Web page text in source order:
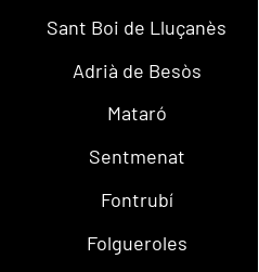
Sant Boi de Lluçanès
Adrià de Besòs
Mataró
Sentmenat
Fontrubí
Folgueroles